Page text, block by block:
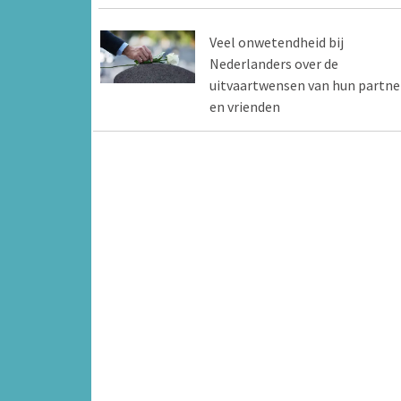
Veel onwetendheid bij
Nederlanders over de
uitvaartwensen van hun
en vrienden